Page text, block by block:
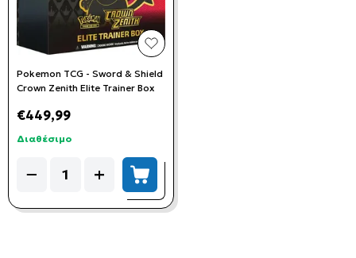
add to wishlist
Pokemon TCG - Sword & Shield
Crown Zenith Elite Trainer Box
€449,99
Διαθέσιμο
−
Quantity + add to cart